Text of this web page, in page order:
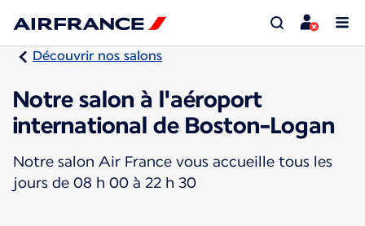
Découvrir nos salons
Notre salon à l'aéroport
international de Boston-Logan
Notre salon Air France vous accueille tous les
jours de 08 h 00 à 22 h 30